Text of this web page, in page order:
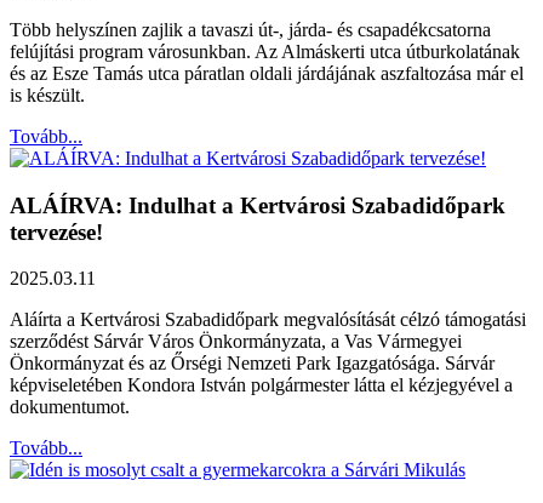
Több helyszínen zajlik a tavaszi út-, járda- és csapadékcsatorna
felújítási program városunkban. Az Almáskerti utca útburkolatának
és az Esze Tamás utca páratlan oldali járdájának aszfaltozása már el
is készült.
Tovább...
ALÁÍRVA: Indulhat a Kertvárosi Szabadidőpark
tervezése!
2025.03.11
Aláírta a Kertvárosi Szabadidőpark megvalósítását célzó támogatási
szerződést Sárvár Város Önkormányzata, a Vas Vármegyei
Önkormányzat és az Őrségi Nemzeti Park Igazgatósága. Sárvár
képviseletében Kondora István polgármester látta el kézjegyével a
dokumentumot.
Tovább...